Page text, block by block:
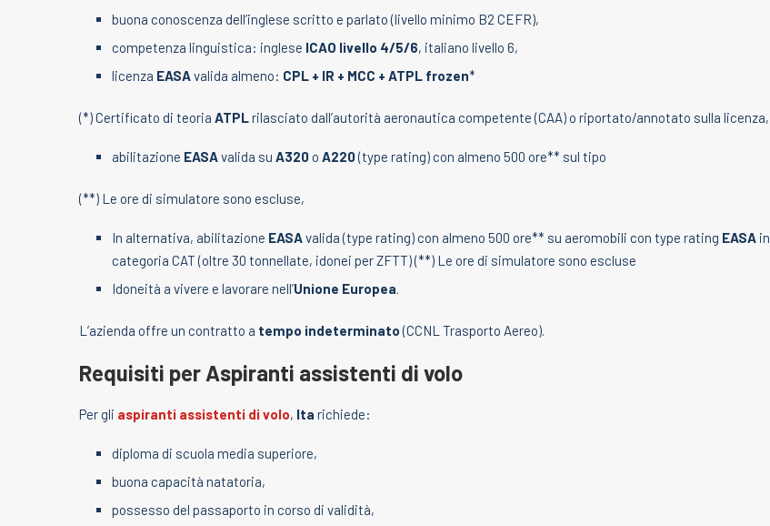
buona conoscenza dell’inglese scritto e parlato (livello minimo B2 CEFR),
competenza linguistica: inglese ICAO livello 4/5/6, italiano livello 6,
licenza EASA valida almeno: CPL + IR + MCC + ATPL frozen*
(*) Certificato di teoria ATPL rilasciato dall’autorità aeronautica competente (CAA) o riportato/annotato sulla licenza,
abilitazione EASA valida su A320o A220(type rating) con almeno 500 ore** sul tipo
(**) Le ore di simulatore sono escluse,
In alternativa, abilitazione EASA valida (type rating) con almeno 500 ore** su aeromobili con type rating EASA in
categoria CAT (oltre 30 tonnellate, idonei per ZFTT) (**) Le ore di simulatore sono escluse
Idoneità a vivere e lavorare nell’Unione Europea
L’azienda offre un contratto a tempo indeterminato(CCNL Trasporto Aereo).
Requisiti per Aspiranti assistenti di volo
Per gli aspiranti assistenti di volo, Ita richiede:
diploma di scuola media superiore,
buona capacità natatoria,
possesso del passaporto in corso di validità,